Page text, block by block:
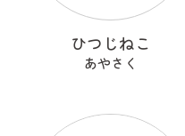
ひつじねこ
あやさく